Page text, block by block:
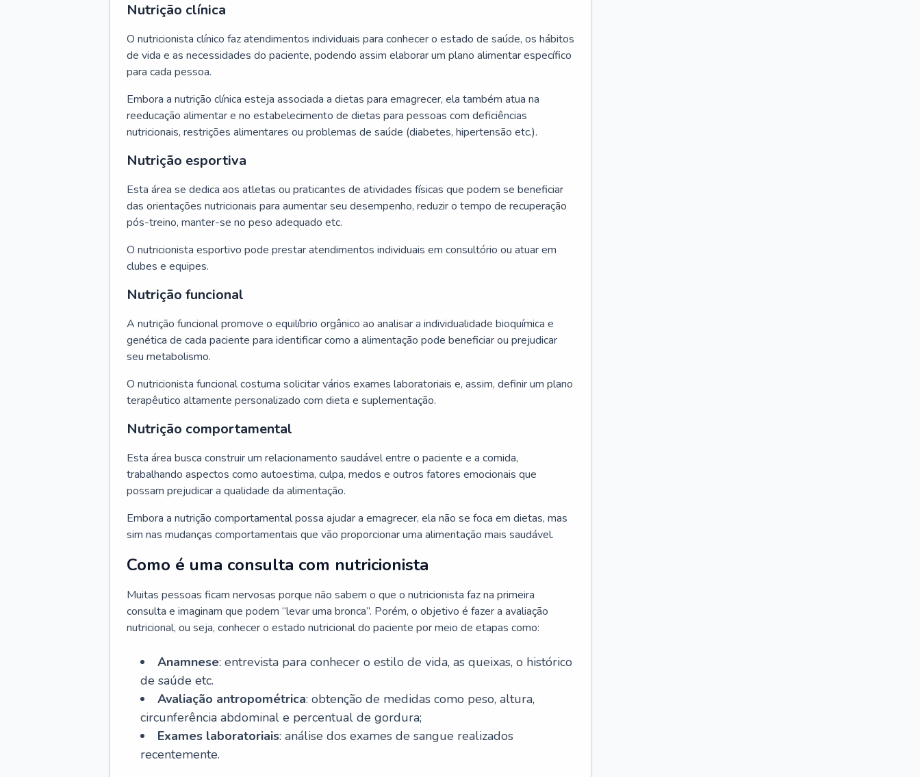
Nutrição clínica
O nutricionista clínico faz atendimentos individuais para conhecer o estado de saúde, os hábitos
de vida e as necessidades do paciente, podendo assim elaborar um plano alimentar específico
para cada pessoa.
Embora a nutrição clínica esteja associada a dietas para emagrecer, ela também atua na
reeducação alimentar e no estabelecimento de dietas para pessoas com deficiências
nutricionais, restrições alimentares ou problemas de saúde (diabetes, hipertensão etc.).
Nutrição esportiva
Esta área se dedica aos atletas ou praticantes de atividades físicas que podem se beneficiar
das orientações nutricionais para aumentar seu desempenho, reduzir o tempo de recuperação
pós-treino, manter-se no peso adequado etc.
O nutricionista esportivo pode prestar atendimentos individuais em consultório ou atuar em
clubes e equipes.
Nutrição funcional
A nutrição funcional promove o equilíbrio orgânico ao analisar a individualidade bioquímica e
genética de cada paciente para identificar como a alimentação pode beneficiar ou prejudicar
seu metabolismo.
O nutricionista funcional costuma solicitar vários exames laboratoriais e, assim, definir um plano
terapêutico altamente personalizado com dieta e suplementação.
Nutrição comportamental
Esta área busca construir um relacionamento saudável entre o paciente e a comida,
trabalhando aspectos como autoestima, culpa, medos e outros fatores emocionais que
possam prejudicar a qualidade da alimentação.
Embora a nutrição comportamental possa ajudar a emagrecer, ela não se foca em dietas, mas
sim nas mudanças comportamentais que vão proporcionar uma alimentação mais saudável.
Como é uma consulta com nutricionista
Muitas pessoas ficam nervosas porque não sabem o que o nutricionista faz na primeira
consulta e imaginam que podem “levar uma bronca”. Porém, o objetivo é fazer a avaliação
nutricional, ou seja, conhecer o estado nutricional do paciente por meio de etapas como:
Anamnese: entrevista para conhecer o estilo de vida, as queixas, o histórico
de saúde etc.
Avaliação antropométrica: obtenção de medidas como peso, altura,
circunferência abdominal e percentual de gordura;
Exames laboratoriais: análise dos exames de sangue realizados
recentemente.